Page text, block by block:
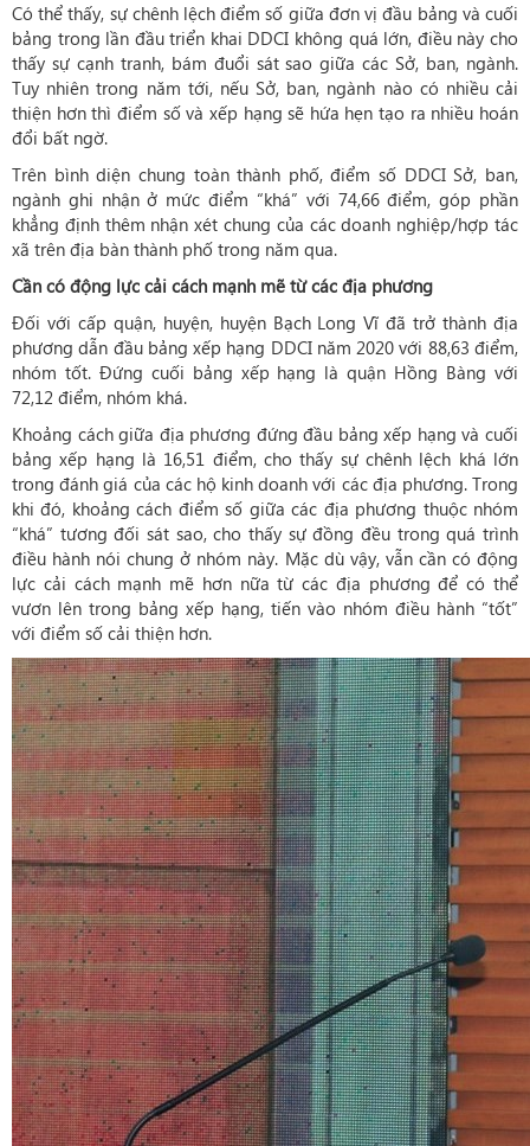
Có thể thấy, sự chênh lệch điểm số giữa đơn vị đầu bảng và cuối
bảng trong lần đầu triển khai DDCI không quá lớn, điều này cho
thấy sự cạnh tranh, bám đuổi sát sao giữa các Sở, ban, ngành.
Tuy nhiên trong năm tới, nếu Sở, ban, ngành nào có nhiều cải
thiện hơn thì điểm số và xếp hạng sẽ hứa hẹn tạo ra nhiều hoán
đổi bất ngờ.
Trên bình diện chung toàn thành phố, điểm số DDCI Sở, ban,
ngành ghi nhận ở mức điểm “khá” với 74,66 điểm, góp phần
khẳng định thêm nhận xét chung của các doanh nghiệp/hợp tác
xã trên địa bàn thành phố trong năm qua.
Cần có động lực cải cách mạnh mẽ từ các địa phương
Đối với cấp quận, huyện, huyện Bạch Long Vĩ đã trở thành địa
phương dẫn đầu bảng xếp hạng DDCI năm 2020 với 88,63 điểm,
nhóm tốt. Đứng cuối bảng xếp hạng là quận Hồng Bàng với
72,12 điểm, nhóm khá.
Khoảng cách giữa địa phương đứng đầu bảng xếp hạng và cuối
bảng xếp hạng là 16,51 điểm, cho thấy sự chênh lệch khá lớn
trong đánh giá của các hộ kinh doanh với các địa phương. Trong
khi đó, khoảng cách điểm số giữa các địa phương thuộc nhóm
“khá” tương đối sát sao, cho thấy sự đồng đều trong quá trình
điều hành nói chung ở nhóm này. Mặc dù vậy, vẫn cần có động
lực cải cách mạnh mẽ hơn nữa từ các địa phương để có thể
vươn lên trong bảng xếp hạng, tiến vào nhóm điều hành “tốt”
với điểm số cải thiện hơn.